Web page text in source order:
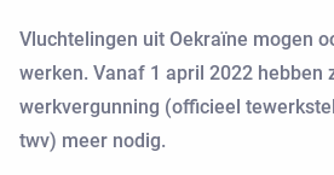
Vluchtelingen uit Oekraïne mogen
werken. Vanaf 1 april 2022 hebben
werkvergunning (officieel
twv) meer nodig.